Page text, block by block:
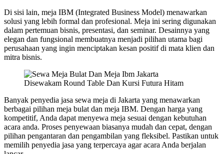
Di sisi lain, meja IBM (Integrated Business Model) menawarkan
solusi yang lebih formal dan profesional. Meja ini sering digunakan
dalam pertemuan bisnis, presentasi, dan seminar. Desainnya yang
elegan dan fungsional membuatnya menjadi pilihan utama bagi
perusahaan yang ingin menciptakan kesan positif di mata klien dan
mitra bisnis.
Disewakam Round Table Dan Kursi Futura Hitam
Banyak penyedia jasa sewa meja di Jakarta yang menawarkan
berbagai pilihan meja bulat dan meja IBM. Dengan harga yang
kompetitif, Anda dapat menyewa meja sesuai dengan kebutuhan
acara anda. Proses penyewaan biasanya mudah dan cepat, dengan
pilihan pengantaran dan pengambilan yang fleksibel. Pastikan untuk
memilih penyedia jasa yang terpercaya agar acara Anda berjalan